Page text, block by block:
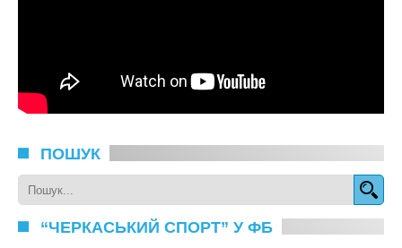
ПОШУК
“ЧЕРКАСЬКИЙ СПОРТ” У ФБ